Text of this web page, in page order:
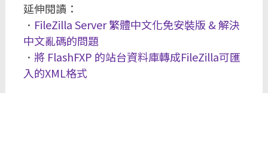
延伸閱讀：
． FileZilla Server 繁體中文化免安裝版 & 解決
中文亂碼的問題
． 將 FlashFXP 的站台資料庫轉成FileZilla可匯
入的XML格式